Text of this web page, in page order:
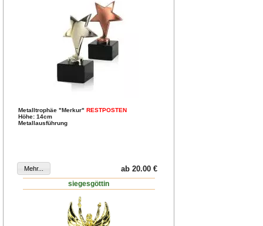
Metalltrophäe "Merkur" RESTPOSTEN
Höhe: 14cm
Metallausführung
ab 20.00 €
siegesgöttin